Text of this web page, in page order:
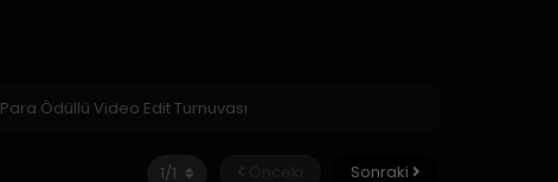
Para Ödüllü Video Edit Turnuvası
Sonraki